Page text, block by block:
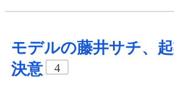
モデルの藤井サチ、
決意
4